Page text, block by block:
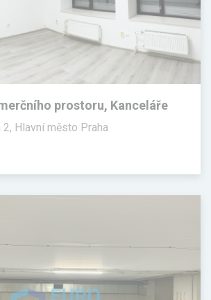
prostoru, Kanceláře
2, Hlavní město Praha